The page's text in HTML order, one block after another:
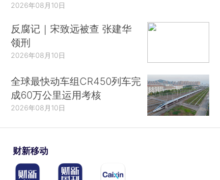
2026年08月10日
反腐记｜宋致远被查 张建华
领刑
2026年08月10日
全球最快动车组CR450列车完
成60万公里运用考核
2026年08月10日
财新移动